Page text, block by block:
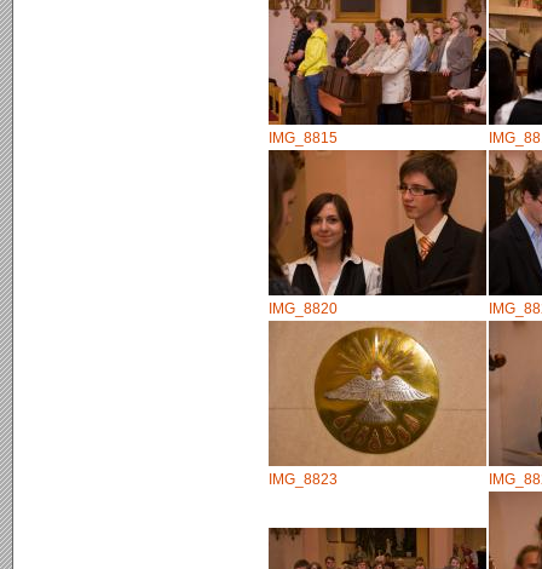
IMG_8815
IMG_8820
IMG_8823